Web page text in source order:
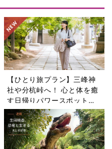
【ひとり旅プラン】三峰神
社や分杭峠へ！ 心と体を癒
す日帰りパワースポットツ
アー5選